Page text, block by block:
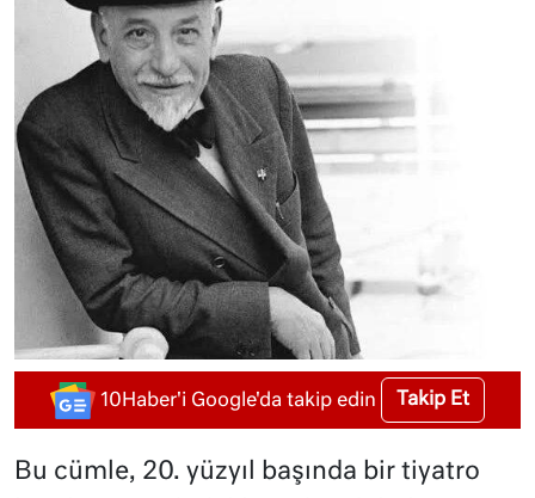
10Haber'i Google'da takip edin Takip Et
Bu cümle, 20. yüzyıl başında bir tiyatro